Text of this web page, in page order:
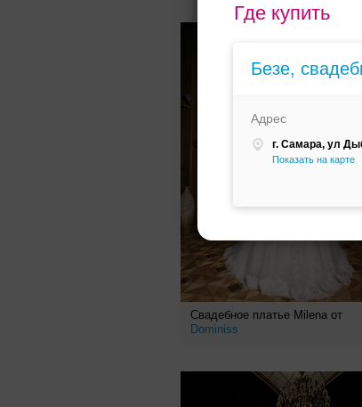
Где купить
Безе,
Адрес
г. Самара, ул
Показать на карте
Свадебное платье Milena от
Dominiss